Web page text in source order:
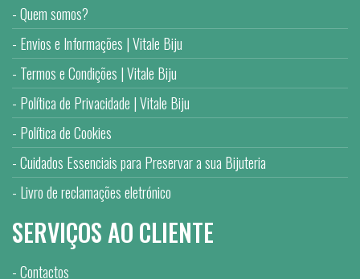
Quem somos?
Envios e Informações | Vitale Biju
Termos e Condições | Vitale Biju
Política de Privacidade | Vitale Biju
Política de Cookies
Cuidados Essenciais para Preservar a sua Bijuteria
Livro de reclamações eletrónico
SERVIÇOS AO CLIENTE
Contactos